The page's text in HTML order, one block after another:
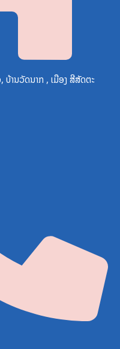
ບ້ານວັດນາກ , ເມືອງ ສີສັດຕະ